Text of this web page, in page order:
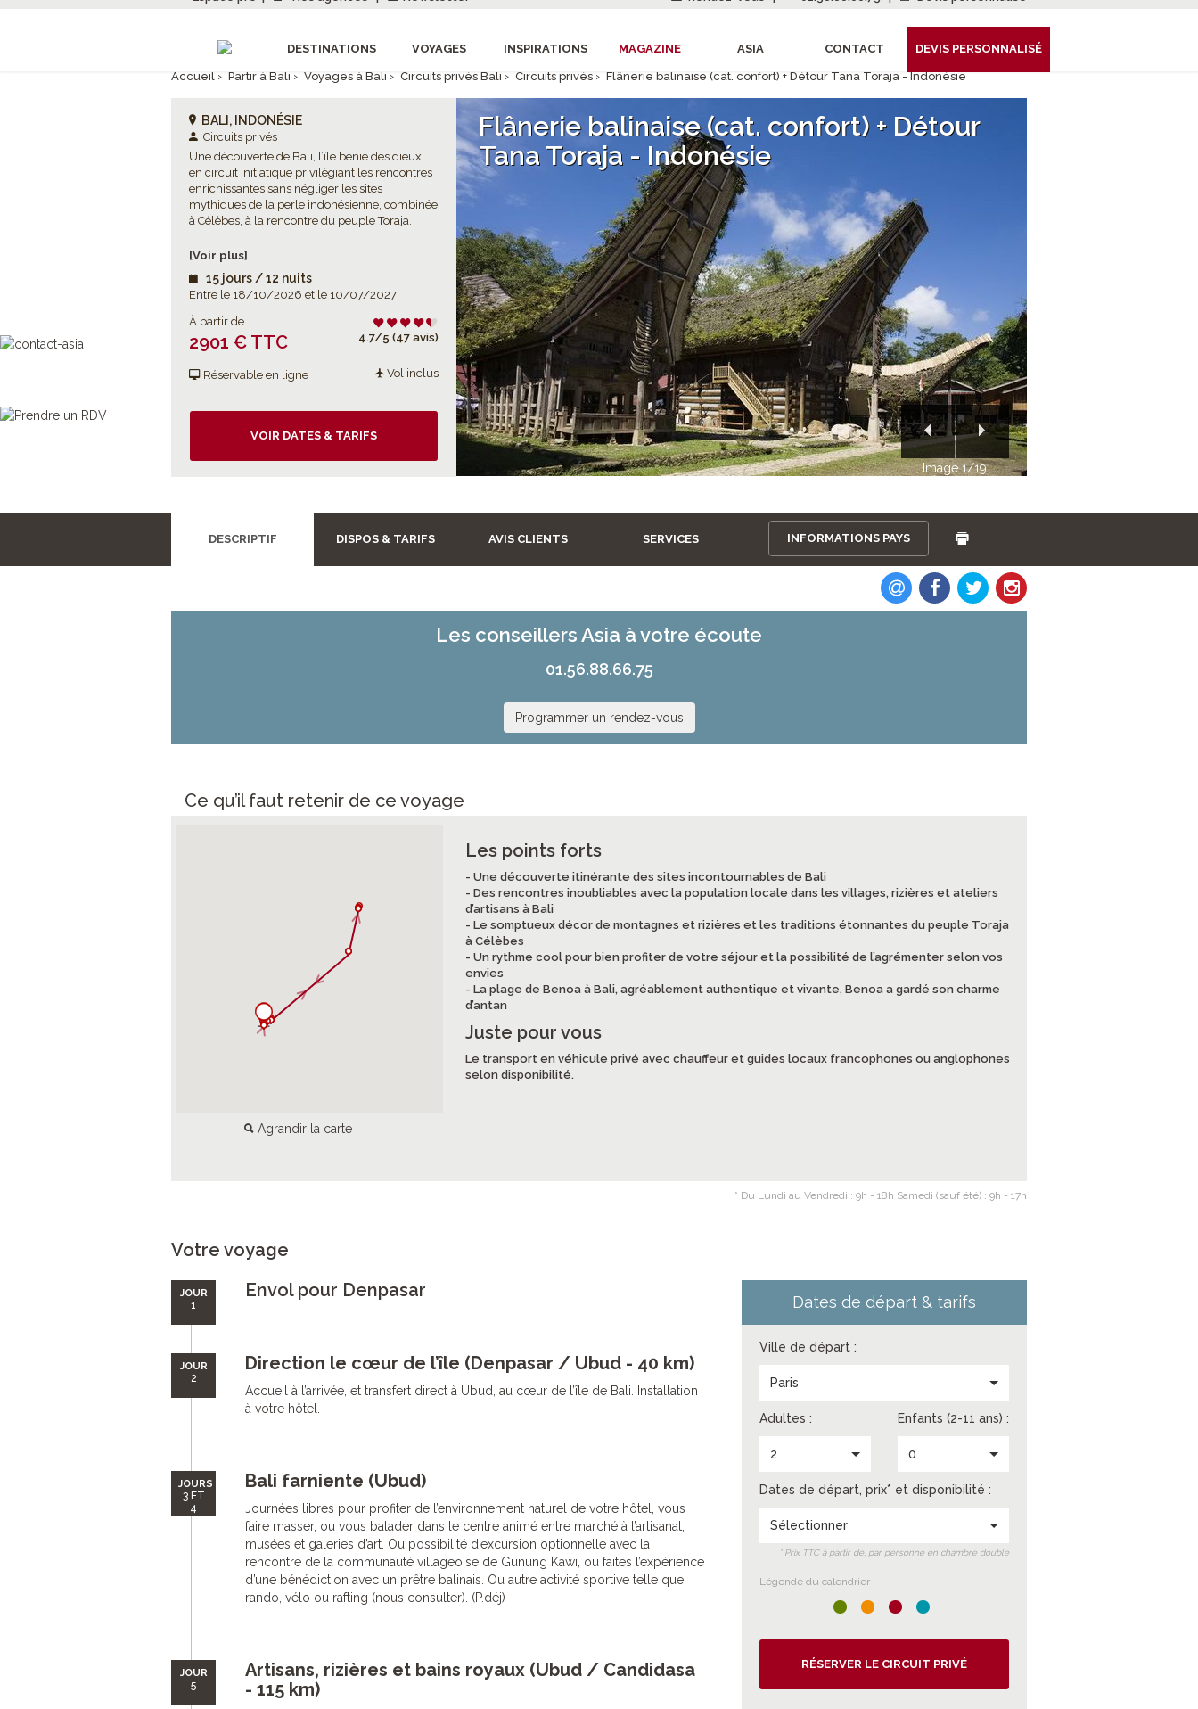
DESTINATIONS VOYAGES INSPIRATIONS MAGAZINE ASIA CONTACT DEVIS PERSONNALISÉ
Accueil › Partir à Bali › Voyages à Bali › Circuits privés Bali › Circuits privés › Flânerie balinaise (cat. confort) + Détour Tana Toraja - Indonésie
Image 2/19
Flânerie balinaise (cat. confort) + Détour
Tana Toraja - Indonésie
BALI, INDONÉSIE
Circuits privés
Une découverte de Bali, l’île bénie des dieux,
en circuit initiatique privilégiant les rencontres
enrichissantes sans négliger les sites
mythiques de la perle indonésienne, combinée
à Célèbes, à la rencontre du peuple Toraja.
[Voir plus]
15 jours / 12 nuits
Entre le 18/10/2026 et le 10/07/2027
À partir de
2901 € TTC 4.7/5 (47 avis)
Réservable en ligne Vol inclus
VOIR DATES & TARIFS
DESCRIPTIF DISPOS & TARIFS AVIS CLIENTS SERVICES INFORMATIONS PAYS
Les conseillers Asia à votre écoute
01.56.88.66.75
Programmer un rendez-vous
Ce qu’il faut retenir de ce voyage
Agrandir la carte
Les points forts
- Une découverte itinérante des sites incontournables de Bali
- Des rencontres inoubliables avec la population locale dans les villages, rizières et ateliers
d’artisans à Bali
- Le somptueux décor de montagnes et rizières et les traditions étonnantes du peuple Toraja
à Célèbes
- Un rythme cool pour bien profiter de votre séjour et la possibilité de l’agrémenter selon vos
envies
- La plage de Benoa à Bali, agréablement authentique et vivante, Benoa a gardé son charme
d’antan
Juste pour vous
Le transport en véhicule privé avec chauffeur et guides locaux francophones ou anglophones
selon disponibilité.
* Du Lundi au Vendredi : 9h - 18h Samedi (sauf été) : 9h - 17h
Votre voyage
JOUR
1
Envol pour Denpasar
JOUR
2
Direction le cœur de l’île (Denpasar / Ubud - 40 km)
Accueil à l’arrivée, et transfert direct à Ubud, au cœur de l’île de Bali. Installation
à votre hôtel.
JOURS
3 ET
4
Bali farniente (Ubud)
Journées libres pour profiter de l’environnement naturel de votre hôtel, vous
faire masser, ou vous balader dans le centre animé entre marché à l’artisanat,
musées et galeries d’art. Ou possibilité d’excursion optionnelle avec la
rencontre de la communauté villageoise de Gunung Kawi, ou faites l’expérience
d’une bénédiction avec un prêtre balinais. Ou autre activité sportive telle que
rando, vélo ou rafting (nous consulter). (P.déj)
JOUR
5
Artisans, rizières et bains royaux (Ubud / Candidasa
- 115 km)
Dates de départ & tarifs
Ville de départ :
Paris
Adultes :
2
Enfants (2-11 ans) :
0
Dates de départ, prix* et disponibilité :
Sélectionner
* Prix TTC à partir de, par personne en chambre double
Légende du calendrier
RÉSERVER LE CIRCUIT PRIVÉ